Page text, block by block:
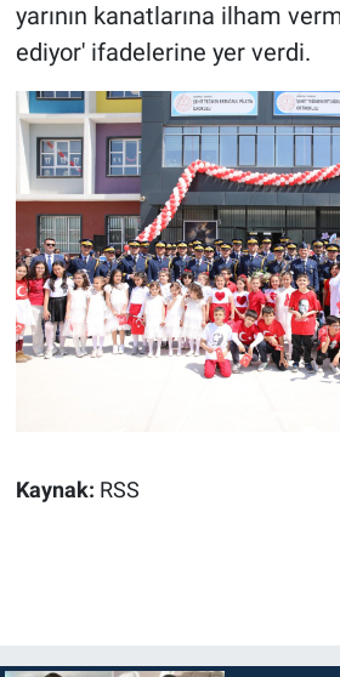
yarının kanatlarına ilham
ediyor' ifadelerine yer verdi.
Kaynak: RSS